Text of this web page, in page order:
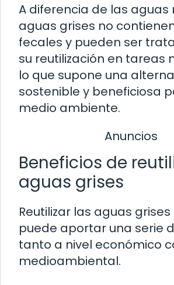
A diferencia de las aguas
aguas grises no
fecales y pueden ser
su reutilización en tareas
lo que supone una
sostenible y beneficiosa
medio ambiente.
Anuncios
Beneficios de
aguas grises
Reutilizar las aguas
puede aportar una serie
tanto a nivel económico
medioambiental.